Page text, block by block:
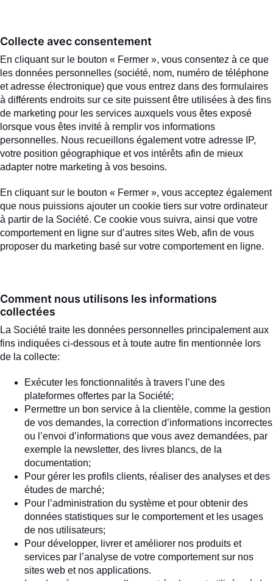
Collecte avec consentement
En cliquant sur le bouton « Fermer », vous consentez à ce que
les données personnelles (société, nom, numéro de téléphone
et adresse électronique) que vous entrez dans des formulaires
à différents endroits sur ce site puissent être utilisées à des fins
de marketing pour les services auxquels vous êtes exposé
lorsque vous êtes invité à remplir vos informations
personnelles. Nous recueillons également votre adresse IP,
votre position géographique et vos intérêts afin de mieux
adapter notre marketing à vos besoins.
En cliquant sur le bouton « Fermer », vous acceptez également
que nous puissions ajouter un cookie tiers sur votre ordinateur
à partir de la Société. Ce cookie vous suivra, ainsi que votre
comportement en ligne sur d’autres sites Web, afin de vous
proposer du marketing basé sur votre comportement en ligne.
Comment nous utilisons les informations
collectées
La Société traite les données personnelles principalement aux
fins indiquées ci-dessous et à toute autre fin mentionnée lors
de la collecte:
Exécuter les fonctionnalités à travers l’une des
plateformes offertes par la Société;
Permettre un bon service à la clientèle, comme la gestion
de vos demandes, la correction d’informations incorrectes
ou l’envoi d’informations que vous avez demandées, par
exemple la newsletter, des livres blancs, de la
documentation;
Pour gérer les profils clients, réaliser des analyses et des
études de marché;
Pour l’administration du système et pour obtenir des
données statistiques sur le comportement et les usages
de nos utilisateurs;
Pour développer, livrer et améliorer nos produits et
services par l’analyse de votre comportement sur nos
sites web et nos applications.